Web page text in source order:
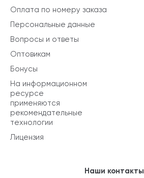
Оплата по номеру заказа
Персональные данные
Вопросы и ответы
Оптовикам
Бонусы
На информационном
ресурсе
применяются
рекомендательные
технологии
Лицензия
Наши контакты